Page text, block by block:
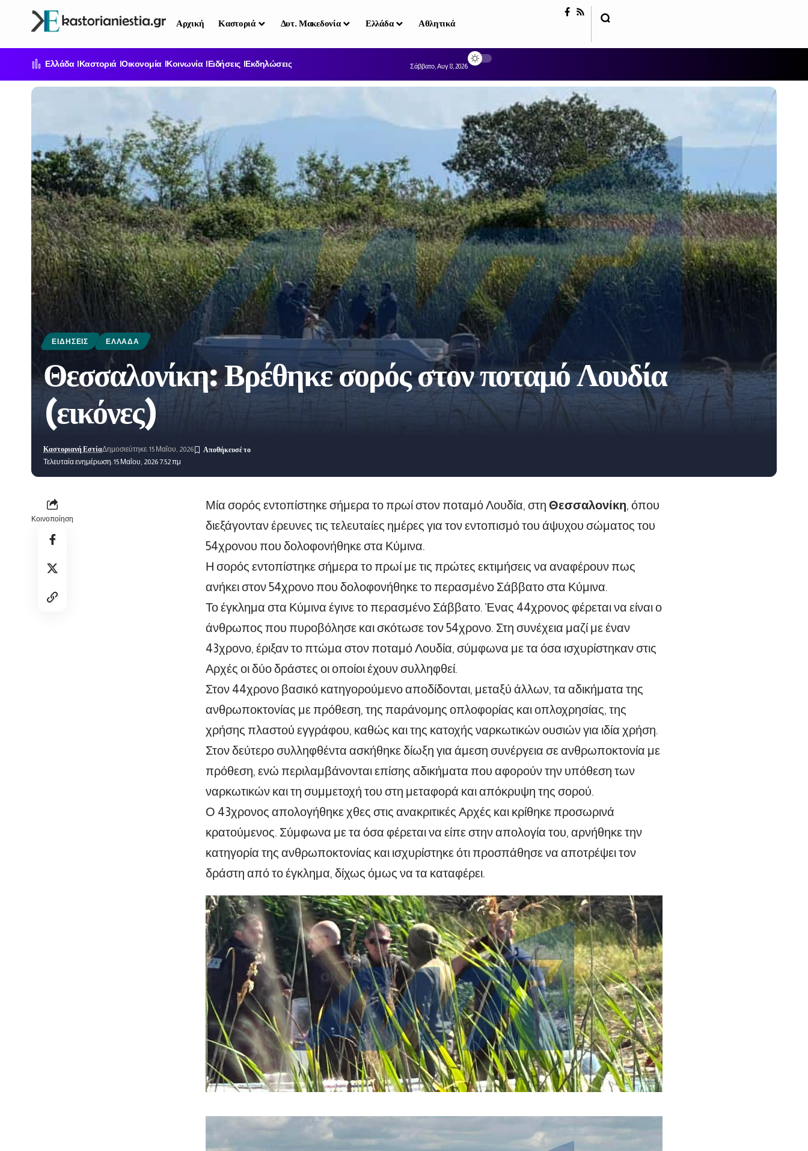
Αρχική Καστοριά Δυτ. Μακεδονία Ελλάδα Αθλητικά
Ελλάδα Καστοριά Οικονομία Κοινωνία Ειδήσεις Εκδηλώσεις Σάββατο, Αυγ 8, 2026
ΕΙΔΉΣΕΙΣ ΕΛΛΆΔΑ
Θεσσαλονίκη: Βρέθηκε σορός στον ποταμό Λουδία
(εικόνες)
Τελευταία ενημέρωση: 15 Μαΐου, 2026 7:52 πμ
Καστοριανή ΕστίαΔημοσιεύτηκε: 15 Μαΐου, 2026
Κοινοποίηση
Μία σορός εντοπίστηκε σήμερα το πρωί στον ποταμό Λουδία, στη Θεσσαλονίκη, όπου
διεξάγονταν έρευνες τις τελευταίες ημέρες για τον εντοπισμό του άψυχου σώματος του
54χρονου που δολοφονήθηκε στα Κύμινα.
Η σορός εντοπίστηκε σήμερα το πρωί με τις πρώτες εκτιμήσεις να αναφέρουν πως
ανήκει στον 54χρονο που δολοφονήθηκε το περασμένο Σάββατο στα Κύμινα.
Το έγκλημα στα Κύμινα έγινε το περασμένο Σάββατο. Ένας 44χρονος φέρεται να είναι ο
άνθρωπος που πυροβόλησε και σκότωσε τον 54χρονο. Στη συνέχεια μαζί με έναν
43χρονο, έριξαν το πτώμα στον ποταμό Λουδία, σύμφωνα με τα όσα ισχυρίστηκαν στις
Αρχές οι δύο δράστες οι οποίοι έχουν συλληφθεί.
Στον 44χρονο βασικό κατηγορούμενο αποδίδονται, μεταξύ άλλων, τα αδικήματα της
ανθρωποκτονίας με πρόθεση, της παράνομης οπλοφορίας και οπλοχρησίας, της
χρήσης πλαστού εγγράφου, καθώς και της κατοχής ναρκωτικών ουσιών για ιδία χρήση.
Στον δεύτερο συλληφθέντα ασκήθηκε δίωξη για άμεση συνέργεια σε ανθρωποκτονία με
πρόθεση, ενώ περιλαμβάνονται επίσης αδικήματα που αφορούν την υπόθεση των
ναρκωτικών και τη συμμετοχή του στη μεταφορά και απόκρυψη της σορού.
Ο 43χρονος απολογήθηκε χθες στις ανακριτικές Αρχές και κρίθηκε προσωρινά
κρατούμενος. Σύμφωνα με τα όσα φέρεται να είπε στην απολογία του, αρνήθηκε την
κατηγορία της ανθρωποκτονίας και ισχυρίστηκε ότι προσπάθησε να αποτρέψει τον
δράστη από το έγκλημα, δίχως όμως να τα καταφέρει.